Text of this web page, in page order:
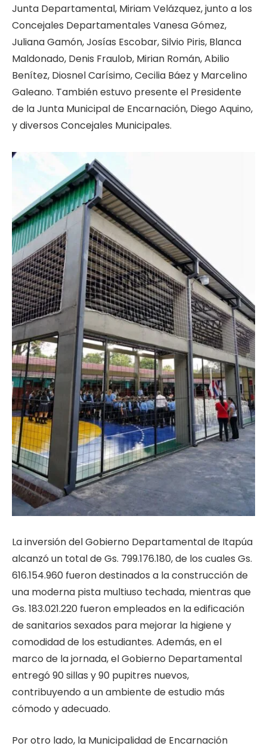
Junta Departamental, Miriam Velázquez, junto a los
Concejales Departamentales Vanesa Gómez,
Juliana Gamón, Josías Escobar, Silvio Piris, Blanca
Maldonado, Denis Fraulob, Mirian Román, Abilio
Benítez, Diosnel Carísimo, Cecilia Báez y Marcelino
Galeano. También estuvo presente el Presidente
de la Junta Municipal de Encarnación, Diego Aquino,
y diversos Concejales Municipales.
La inversión del Gobierno Departamental de Itapúa
alcanzó un total de Gs. 799.176.180, de los cuales Gs.
616.154.960 fueron destinados a la construcción de
una moderna pista multiuso techada, mientras que
Gs. 183.021.220 fueron empleados en la edificación
de sanitarios sexados para mejorar la higiene y
comodidad de los estudiantes. Además, en el
marco de la jornada, el Gobierno Departamental
entregó 90 sillas y 90 pupitres nuevos,
contribuyendo a un ambiente de estudio más
cómodo y adecuado.
Por otro lado, la Municipalidad de Encarnación